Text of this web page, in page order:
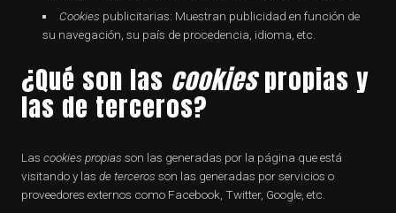
Cookies publicitarias: Muestran publicidad en función de
su navegación, su país de procedencia, idioma, etc.
¿Qué son las cookiespropias y
las de terceros?
Las cookies propias son las generadas por la página que está
visitando y las de terceros son las generadas por servicios o
proveedores externos como Facebook, Twitter, Google, etc.